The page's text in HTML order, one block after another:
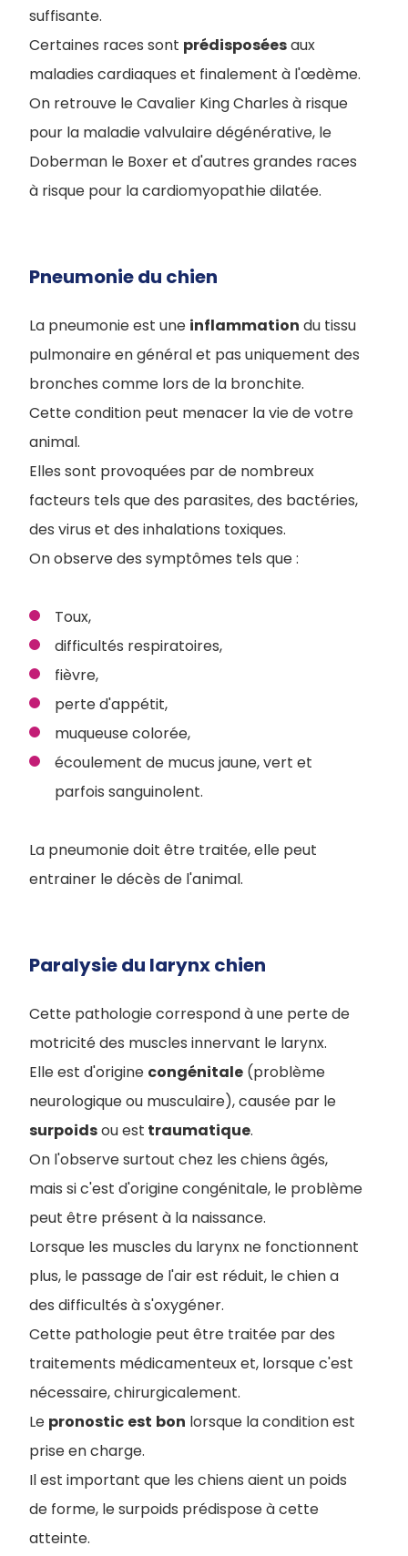
suffisante.
Certaines races sont prédisposéesaux
maladies cardiaques et finalement à l'œdème.
On retrouve le Cavalier King Charles à risque
pour la maladie valvulaire dégénérative, le
Doberman le Boxer et d'autres grandes races
à risque pour la cardiomyopathie dilatée.
Pneumonie du chien
La pneumonie est une inflammation du tissu
pulmonaire en général et pas uniquement des
bronches comme lors de la bronchite.
Cette condition peut menacer la vie de votre
animal.
Elles sont provoquées par de nombreux
facteurs tels que des parasites, des bactéries,
des virus et des inhalations toxiques.
On observe des symptômes tels que :
Toux,
difficultés respiratoires,
fièvre,
perte d'appétit,
muqueuse colorée,
écoulement de mucus jaune, vert et
parfois sanguinolent.
La pneumonie doit être traitée, elle peut
entrainer le décès de l'animal.
Paralysie du larynx chien
Cette pathologie correspond à une perte de
motricité des muscles innervant le larynx.
Elle est d'origine congénitale (problème
neurologique ou musculaire), causée par le
surpoidsou est traumatique.
On l'observe surtout chez les chiens âgés,
mais si c'est d'origine congénitale, le problème
peut être présent à la naissance.
Lorsque les muscles du larynx ne fonctionnent
plus, le passage de l'air est réduit, le chien a
des difficultés à s'oxygéner.
Cette pathologie peut être traitée par des
traitements médicamenteux et, lorsque c'est
nécessaire, chirurgicalement.
Le pronostic est bon lorsque la condition est
prise en charge.
Il est important que les chiens aient un poids
de forme, le surpoids prédispose à cette
atteinte.